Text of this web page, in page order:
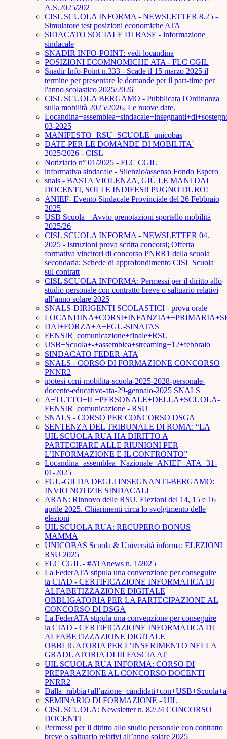
A.S.2025/202
CISL SCUOLA INFORMA - NEWSLETTER 8.25 -
Simulatore test posizioni economiche ATA
SIDACATO SOCIALE DI BASE - informazione
sindacale
SNADIR INFO-POINT: vedi locandina
POSIZIONI ECOMNOMICHE ATA - FLC CGIL
Snadir Info-Point n.333 - Scade il 15 marzo 2025 il
termine per presentare le domande per il part-time per
l'anno scolastico 2025/2026
CISL SCUOLA BERGAMO - Pubblicata l'Ordinanza
sulla mobilità 2025/2026. Le nuove date.
03-2025
MANIFESTO+RSU+SCUOLE+unicobas
DATE PER LE DOMANDE DI MOBILITA'
2025/2026 - CISL
Notiziario n° 01/2025 - FLC CGIL
informativa sindacale - Silenzio/assenso Fondo Espero
snals - BASTA VIOLENZA, GIÙ LE MANI DAI
DOCENTI, SOLI E INDIFESI! PUGNO DURO!
ANIEF- Evento Sindacale Provinciale del 26 Febbraio
2025
USB Scuola – Avvio prenotazioni sportello mobilità
2025/26
CISL SCUOLA INFORMA - NEWSLETTER 04.
2025 - Istruzioni prova scritta concorsi; Offerta
formativa vincitori di concorso PNRR1 della scuola
secondaria; Schede di approfondimento CISL Scuola
sul contratt
CISL SCUOLA INFORMA: Permessi per il diritto allo
studio personale con contratto breve o saltuario relativi
all’anno solare 2025
SNALS-DIRIGENTI SCOLASTICI - prova orale
DAI+FORZA+A+FGU-SINATAS
FENSIR_comunicazione+finale+RSU
USB+Scuola+-+assemblea+streaming+12+febbraio
SINDACATO FEDER-ATA
SNALS - CORSO DI FORMAZIONE CONCORSO
PNNR2
ipotesi-ccni-mobilita-scuola-2025-2028-personale-
docente-educativo-ata-29-gennaio-2025 SNALS
A+TUTTO+IL+PERSONALE+DELLA+SCUOLA-
FENSIR_comunicazione - RSU_
SNALS - CORSO PER CONCORSO DSGA
SENTENZA DEL TRIBUNALE DI ROMA: “LA
UIL SCUOLA RUA HA DIRITTO A
PARTECIPARE ALLE RIUNIONI PER
L’INFORMAZIONE E IL CONFRONTO”
Locandina+assemblea+Nazionale+ANIEF -ATA+31-
01-2025
FGU-GILDA DEGLI INSEGNANTI-BERGAMO:
INVIO NOTIZIE SINDACALI
ARAN: Rinnovo delle RSU. Elezioni del 14, 15 e 16
aprile 2025. Chiarimenti circa lo svolgimento delle
elezioni
UIL SCUOLA RUA: RECUPERO BONUS
MAMMA
UNICOBAS Scuola & Università informa: ELEZIONI
RSU 2025
FLC CGIL - #ATAnews n. 1/2025
La FederATA stipula una convenzione per conseguire
la CIAD - CERTIFICAZIONE INFORMATICA DI
ALFABETIZZAZIONE DIGITALE
OBBLIGATORIA PER LA PARTECIPAZIONE AL
CONCORSO DI DSGA
La FederATA stipula una convenzione per conseguire
la CIAD - CERTIFICAZIONE INFORMATICA DI
ALFABETIZZAZIONE DIGITALE
OBBLIGATORIA PER L’INSERIMENTO NELLA
GRADUATORIA DI III FASCIA AT
UIL SCUOLA RUA INFORMA: CORSO DI
PREPARAZIONE AL CONCORSO DOCENTI
PNRR2
SEMINARIO DI FORMAZIONE - UIL
CISL SCUOLA: Newsletter n. 82/24 CONCORSO
DOCENTI
Permessi per il diritto allo studio personale con contratto
breve o saltuario relativi all’anno solare 2025